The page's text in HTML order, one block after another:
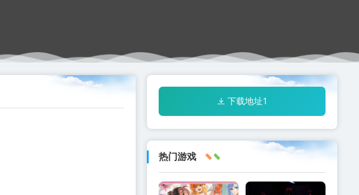
下载地址1
热门游戏